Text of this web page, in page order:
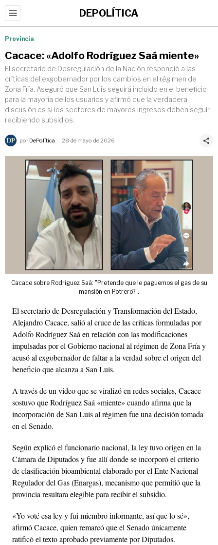
DEPOLÍTICA
Provincia
Cacace: «Adolfo Rodríguez Saá miente»
El secretario de Desregulación de la Nación respondió a las
críticas del exgobernador por los cambios en el régimen de
Zona Fría. Aseguró que San Luis seguirá incluido en el beneficio
para la mayoría de los usuarios y afirmó que la verdadera
discusión es si los sectores de mayores ingresos deben seguir
recibiendo subsidios.
por DePolítica 28 de mayo de 2026
Cacace sobre Rodríguez Saá: "Pretende que le paguemos el gas de su
mansión en Potrero?".
El secretario de Desregulación y Transformación del Estado,
Alejandro Cacace, salió al cruce de las críticas formuladas por
Adolfo Rodríguez Saá en relación con las modificaciones
impulsadas por el Gobierno nacional al régimen de Zona Fría y
acusó al exgobernador de faltar a la verdad sobre el origen del
beneficio que alcanza a San Luis.
A través de un video que se viralizó en redes sociales, Cacace
sostuvo que Rodríguez Saá «miente» cuando afirma que la
incorporación de San Luis al régimen fue una decisión tomada
en el Senado.
Según explicó el funcionario nacional, la ley tuvo origen en la
Cámara de Diputados y fue allí donde se incorporó el criterio
de clasificación bioambiental elaborado por el Ente Nacional
Regulador del Gas (Enargas), mecanismo que permitió que la
provincia resultara elegible para recibir el subsidio.
«Yo voté esa ley y fui miembro informante, así que lo sé»,
afirmó Cacace, quien remarcó que el Senado únicamente
ratificó el texto aprobado previamente por Diputados.